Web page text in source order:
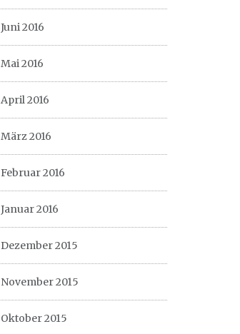
Juni 2016
Mai 2016
April 2016
März 2016
Februar 2016
Januar 2016
Dezember 2015
November 2015
Oktober 2015